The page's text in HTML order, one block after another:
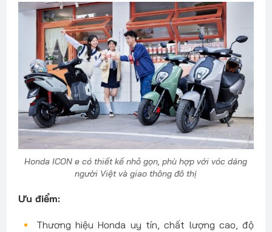
Honda ICON e có thiết kế nhỏ gọn, phù hợp với vóc dáng
người Việt và giao thông đô thị
Ưu điểm:
Thương hiệu Honda uy tín, chất lượng cao, độ